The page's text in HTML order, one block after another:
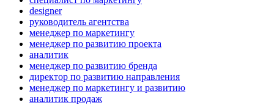
designer
руководитель агентства
менеджер по маркетингу
менеджер по развитию проекта
аналитик
менеджер по развитию бренда
директор по развитию направления
менеджер по маркетингу и развитию
аналитик продаж